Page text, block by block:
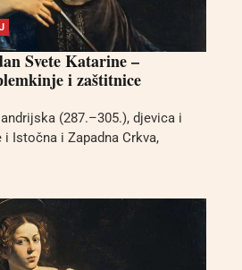
Svete Katarine –
i zaštitnice
(287.–305.), djevica i
Istočna i Zapadna Crkva,